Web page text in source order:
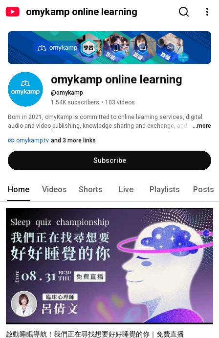
omykamp online learning
omykamp online learning
@omykamp
1.54K subscribers • 103 videos
Born in 2021, omyKamp is committed to online learning services, digital
audio and video publishing, knowledge sharing and exchange, and content
...more
omykamp.tv and 3 more links
Subscribe
Home Videos Shorts Live Playlists Posts
啟動睡眠導航！我們正在尋找想要好好睡覺的你｜免費直播